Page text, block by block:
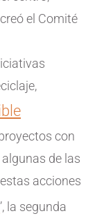
el Comité
con
de las
acciones
’, la segunda